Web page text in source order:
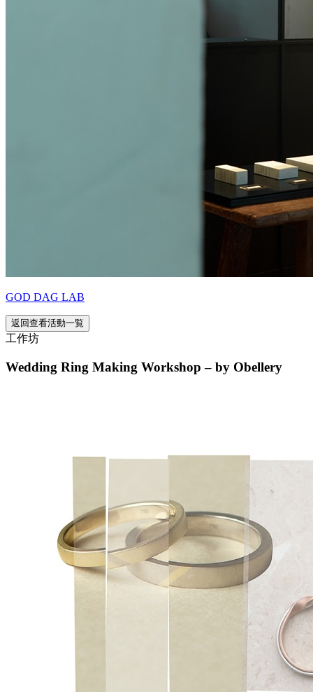
GOD DAG LAB
返回查看活動一覧
工作坊
Wedding Ring Making Workshop – by Obellery